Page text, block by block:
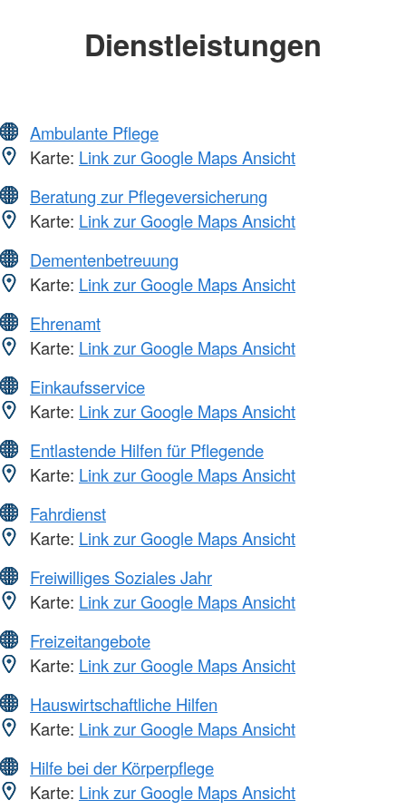
Dienstleistungen
Ambulante Pflege
Karte: Link zur Google Maps Ansicht
Beratung zur Pflegeversicherung
Karte: Link zur Google Maps Ansicht
Dementenbetreuung
Karte: Link zur Google Maps Ansicht
Ehrenamt
Karte: Link zur Google Maps Ansicht
Einkaufsservice
Karte: Link zur Google Maps Ansicht
Entlastende Hilfen für Pflegende
Karte: Link zur Google Maps Ansicht
Fahrdienst
Karte: Link zur Google Maps Ansicht
Freiwilliges Soziales Jahr
Karte: Link zur Google Maps Ansicht
Freizeitangebote
Karte: Link zur Google Maps Ansicht
Hauswirtschaftliche Hilfen
Karte: Link zur Google Maps Ansicht
Hilfe bei der Körperpflege
Karte: Link zur Google Maps Ansicht